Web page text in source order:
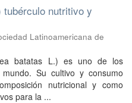
tubérculo nutritivo y
Latinoamericana de
batatas L.) es uno de los
Su cultivo y consumo
nutricional y como
para la ...